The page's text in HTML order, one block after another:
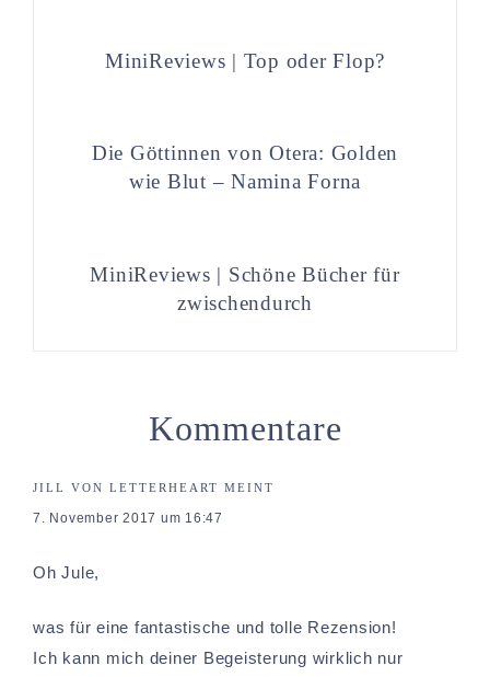
MiniReviews | Top oder Flop?
Die Göttinnen von Otera: Golden
wie Blut – Namina Forna
MiniReviews | Schöne Bücher für
zwischendurch
Kommentare
JILL VON LETTERHEART MEINT
7. November 2017 um 16:47
Oh Jule,
was für eine fantastische und tolle Rezension!
Ich kann mich deiner Begeisterung wirklich nur